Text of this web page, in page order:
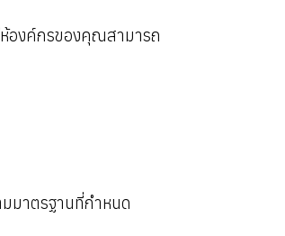
องค์กรของคุณสามารถ
มาตรฐานที่กำหนด